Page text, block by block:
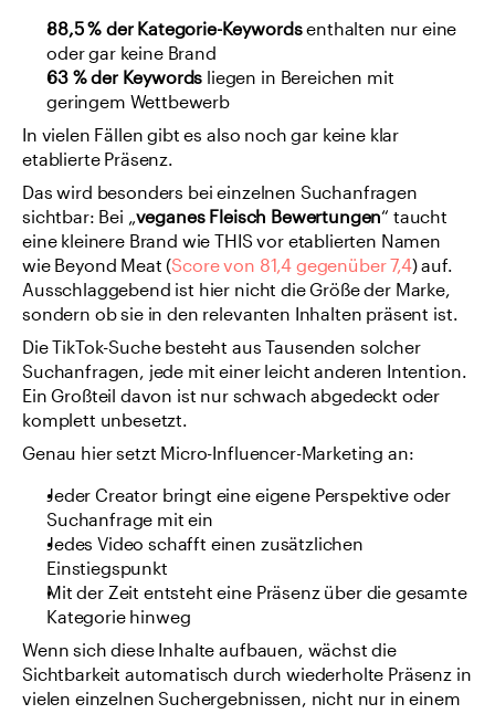
88,5 % der Kategorie-Keywords enthalten nur eine
oder gar keine Brand
63 % der Keywords liegen in Bereichen mit
geringem Wettbewerb
In vielen Fällen gibt es also noch gar keine klar
etablierte Präsenz.
Das wird besonders bei einzelnen Suchanfragen
sichtbar: Bei „veganes Fleisch Bewertungen“ taucht
eine kleinere Brand wie THIS vor etablierten Namen
wie Beyond Meat (Score von 81,4 gegenüber 7,4) auf.
Ausschlaggebend ist hier nicht die Größe der Marke,
sondern ob sie in den relevanten Inhalten präsent ist.
Die TikTok-Suche besteht aus Tausenden solcher
Suchanfragen, jede mit einer leicht anderen Intention.
Ein Großteil davon ist nur schwach abgedeckt oder
komplett unbesetzt.
Genau hier setzt Micro-Influencer-Marketing an:
Jeder Creator bringt eine eigene Perspektive oder
Suchanfrage mit ein
Jedes Video schafft einen zusätzlichen
Einstiegspunkt
Mit der Zeit entsteht eine Präsenz über die gesamte
Kategorie hinweg
Wenn sich diese Inhalte aufbauen, wächst die
Sichtbarkeit automatisch durch wiederholte Präsenz in
vielen einzelnen Suchergebnissen, nicht nur in einem